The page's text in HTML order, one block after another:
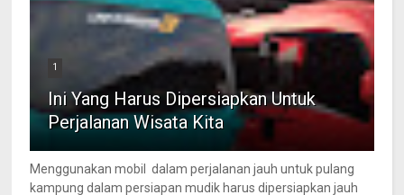
1
Ini Yang Harus Dipersiapkan Untuk
Perjalanan Wisata Kita
Menggunakan mobil dalam perjalanan jauh untuk pulang
kampung dalam persiapan mudik harus dipersiapkan jauh